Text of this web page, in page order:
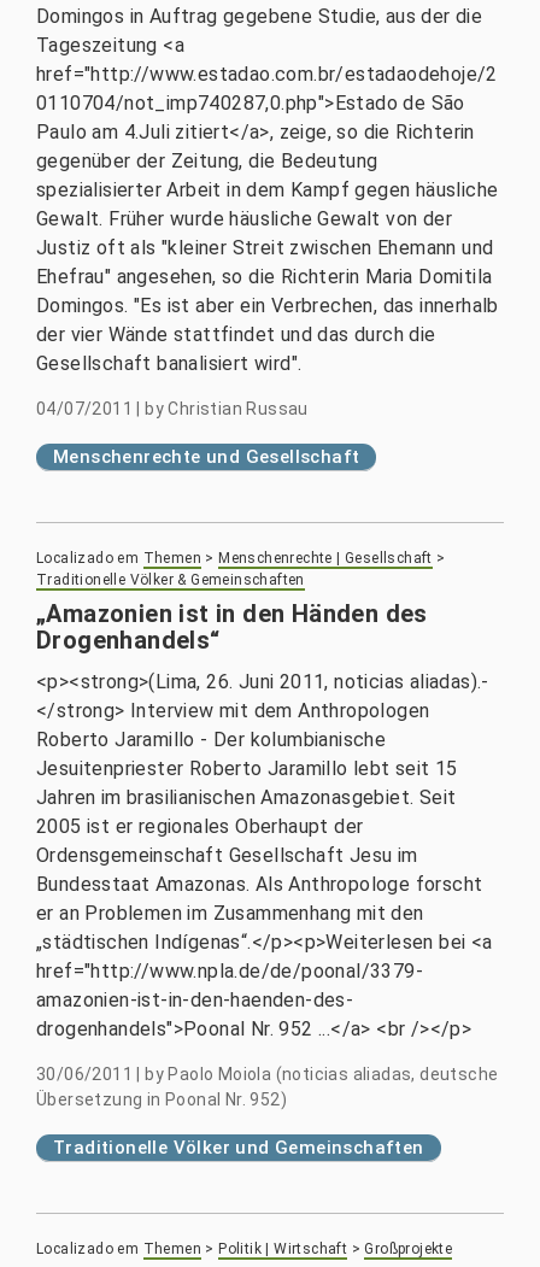
Domingos in Auftrag gegebene Studie, aus der die
Tageszeitung <a
href="http://www.estadao.com.br/estadaodehoje/2
0110704/not_imp740287,0.php">Estado de São
Paulo am 4.Juli zitiert</a>, zeige, so die Richterin
gegenüber der Zeitung, die Bedeutung
spezialisierter Arbeit in dem Kampf gegen häusliche
Gewalt. Früher wurde häusliche Gewalt von der
Justiz oft als "kleiner Streit zwischen Ehemann und
Ehefrau" angesehen, so die Richterin Maria Domitila
Domingos. "Es ist aber ein Verbrechen, das innerhalb
der vier Wände stattfindet und das durch die
Gesellschaft banalisiert wird".
04/07/2011 byChristian Russau
Menschenrechte und Gesellschaft
Localizado em Themen > Menschenrechte | Gesellschaft >
Traditionelle Völker & Gemeinschaften
„Amazonien ist in den Händen des
Drogenhandels“
<p><strong>(Lima, 26. Juni 2011, noticias aliadas).-
</strong> Interview mit dem Anthropologen
Roberto Jaramillo - Der kolumbianische
Jesuitenpriester Roberto Jaramillo lebt seit 15
Jahren im brasilianischen Amazonasgebiet. Seit
2005 ist er regionales Oberhaupt der
Ordensgemeinschaft Gesellschaft Jesu im
Bundesstaat Amazonas. Als Anthropologe forscht
er an Problemen im Zusammenhang mit den
„städtischen Indígenas“.</p><p>Weiterlesen bei <a
href="http://www.npla.de/de/poonal/3379-
amazonien-ist-in-den-haenden-des-
drogenhandels">Poonal Nr. 952 ...</a> <br /></p>
30/06/2011 by Paolo Moiola (noticias aliadas, deutsche
Übersetzung in Poonal Nr. 952)
Traditionelle Völker und Gemeinschaften
Localizado em Themen > Politik | Wirtschaft >Großprojekte